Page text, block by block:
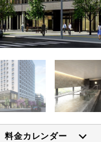
料金カレンダー